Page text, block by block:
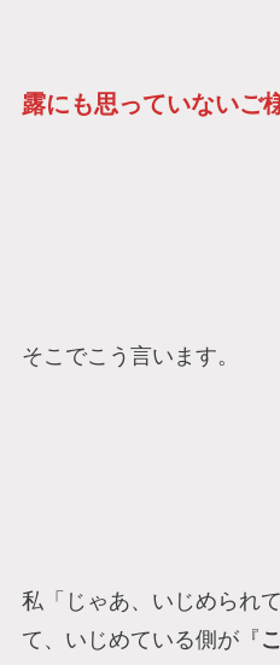
露にも思っていないご
そこでこう言います。
私「じゃあ、いじめられ
て、いじめている側が『